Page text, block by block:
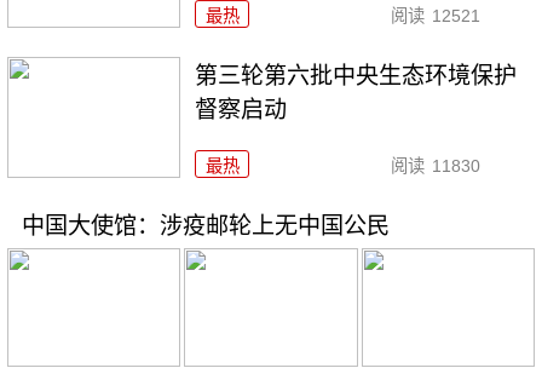
最热 阅读 12521
第三轮第六批中央生态环境保护
督察启动
最热 阅读 11830
中国大使馆：涉疫邮轮上无中国公民